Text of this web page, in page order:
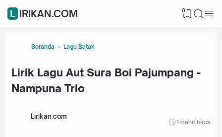
LIRIKAN.COM 0
Beranda Lagu Batak
Lirik Lagu Aut Sura Boi Pajumpang -
Nampuna Trio
Lirikan.com
1menit baca